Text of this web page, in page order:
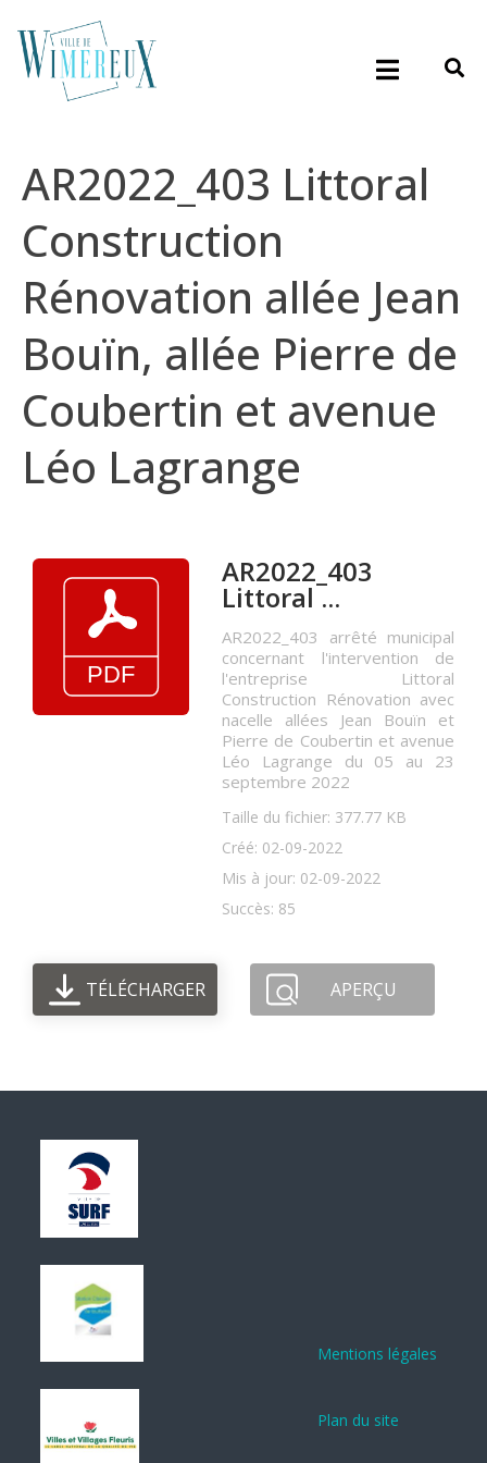
AR2022_403 Littoral
Construction
Rénovation allée Jean
Bouïn, allée Pierre de
Coubertin et avenue
Léo Lagrange
AR2022_403
Littoral ...
AR2022_403 arrêté municipal
concernant l'intervention de
l'entreprise Littoral
Construction Rénovation avec
nacelle allées Jean Bouïn et
Pierre de Coubertin et avenue
Léo Lagrange du 05 au 23
septembre 2022
Taille du fichier: 377.77 KB
Créé: 02-09-2022
Mis à jour: 02-09-2022
Succès: 85
TÉLÉCHARGER APERÇU
Mentions légales
Plan du site